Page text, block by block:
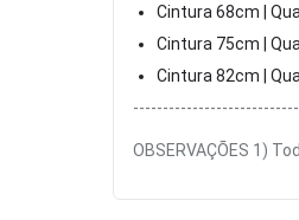
Cintura 68cm |
Cintura 75cm |
Cintura 82cm |
OBSERVAÇÕES 1)